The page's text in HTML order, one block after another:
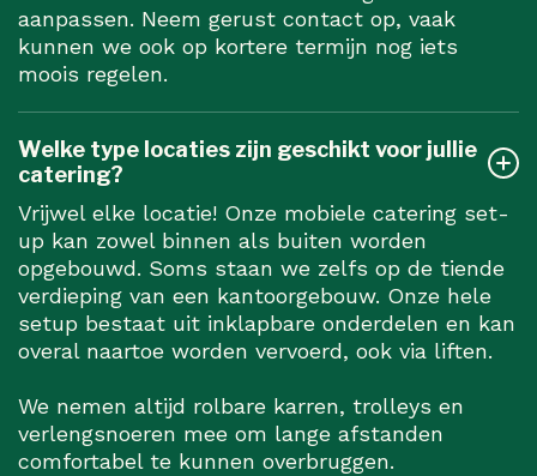
aanpassen. Neem gerust contact op, vaak
kunnen we ook op kortere termijn nog iets
moois regelen.
Welke type locaties zijn geschikt voor jullie
catering?
Vrijwel elke locatie! Onze mobiele catering set-
up kan zowel binnen als buiten worden
opgebouwd. Soms staan we zelfs op de tiende
verdieping van een kantoorgebouw. Onze hele
setup bestaat uit inklapbare onderdelen en kan
overal naartoe worden vervoerd, ook via liften.
We nemen altijd rolbare karren, trolleys en
verlengsnoeren mee om lange afstanden
comfortabel te kunnen overbruggen.